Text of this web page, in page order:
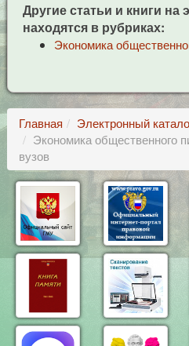
Другие статьи и книги на
находятся в рубриках:
Экономика
Главная
Электронный
Экономика общественного
вузов